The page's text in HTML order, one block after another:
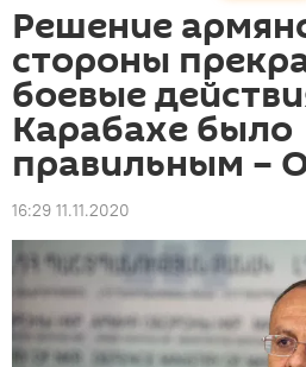
Решение
стороны
боевые
Карабахе было
правильным –
16:29 11.11.2020